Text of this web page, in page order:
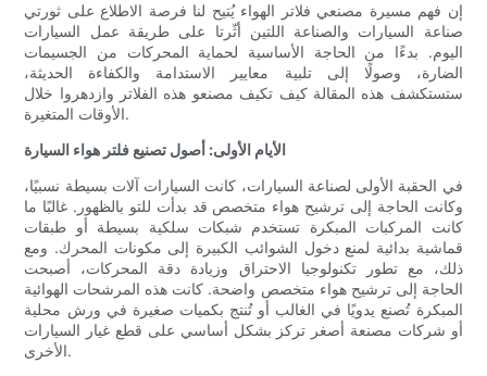
إن فهم مسيرة مصنعي فلاتر الهواء يُتيح لنا فرصة الاطلاع على ثورتي
صناعة السيارات والصناعة اللتين أثّرتا على طريقة عمل السيارات
اليوم. بدءًا من الحاجة الأساسية لحماية المحركات من الجسيمات
الضارة، وصولًا إلى تلبية معايير الاستدامة والكفاءة الحديثة،
ستستكشف هذه المقالة كيف تكيف مصنعو هذه الفلاتر وازدهروا خلال
الأوقات المتغيرة.
الأيام الأولى: أصول تصنيع فلتر هواء السيارة
في الحقبة الأولى لصناعة السيارات، كانت السيارات آلات بسيطة نسبيًا،
وكانت الحاجة إلى ترشيح هواء متخصص قد بدأت للتو بالظهور. غالبًا ما
كانت المركبات المبكرة تستخدم شبكات سلكية بسيطة أو طبقات
قماشية بدائية لمنع دخول الشوائب الكبيرة إلى مكونات المحرك. ومع
ذلك، مع تطور تكنولوجيا الاحتراق وزيادة دقة المحركات، أصبحت
الحاجة إلى ترشيح هواء متخصص واضحة. كانت هذه المرشحات الهوائية
المبكرة تُصنع يدويًا في الغالب أو تُنتج بكميات صغيرة في ورش محلية
أو شركات مصنعة أصغر تركز بشكل أساسي على قطع غيار السيارات
الأخرى.